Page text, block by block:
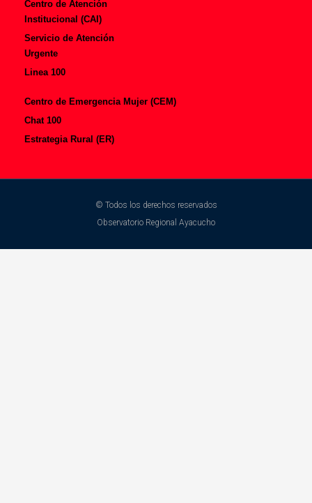
Centro de Atención
Institucional (CAI)
Servicio de Atención
Urgente
Linea 100
Centro de Emergencia Mujer (CEM)
Chat 100
Estrategia Rural (ER)
© Todos los derechos reservados
Observatorio Regional Ayacucho